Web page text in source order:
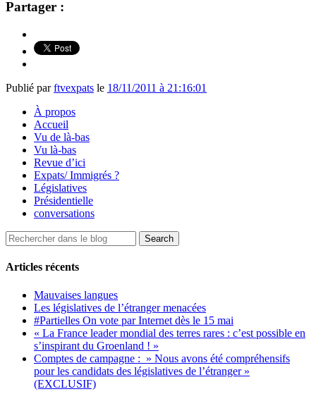
Partager :
Publié parftvexpats le 18/11/2011 à 21:16:01
À propos
Accueil
Vu de là-bas
Vu là-bas
Revue d’ici
Expats/ Immigrés ?
Législatives
Présidentielle
conversations
Articles récents
Mauvaises langues
Les législatives de l’étranger menacées
#Partielles On vote par Internet dès le 15 mai
« La France leader mondial des terres rares : c’est possible en
s’inspirant du Groenland ! »
Comptes de campagne : » Nous avons été compréhensifs
pour les candidats des législatives de l’étranger »
(EXCLUSIF)